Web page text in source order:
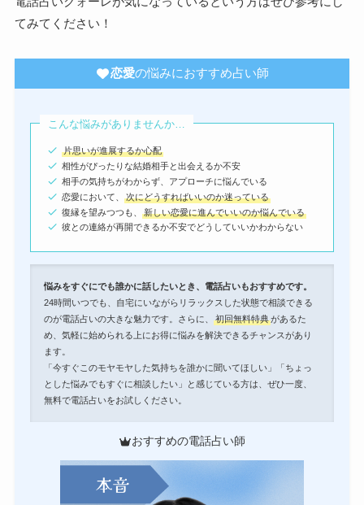
てみてください！
恋愛の悩みにおすすめ占い師
こんな悩みがありませんか…
片思いが進展するか心配
相性がぴったりな結婚相手と出会えるか不安
相手の気持ちがわからず、アプローチに悩んでいる
恋愛において、次にどうすればいいのか迷っている
復縁を望みつつも、新しい恋愛に進んでいいのか悩んでいる
彼との連絡が再開できるか不安でどうしていいかわからない
悩みをすぐにでも誰かに話したいとき、電話占いもおすすめです。
24時間いつでも、自宅にいながらリラックスした状態で相談できる
のが電話占いの大きな魅力です。さらに、
初回無料特典があるた
め、気軽に始められる上にお得に悩みを解決できるチャンスがあり
ます。
「今すぐこのモヤモヤした気持ちを誰かに聞いてほしい」「ちょっ
とした悩みでもすぐに相談したい」と感じている方は、ぜひ一度、
無料で電話占いをお試しください。
おすすめの電話占い師